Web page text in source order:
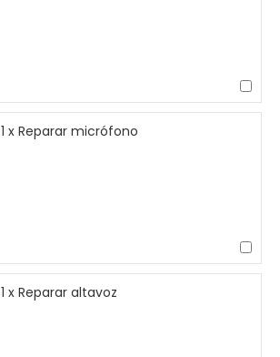
1 x Reparar micrófono
1 x Reparar altavoz